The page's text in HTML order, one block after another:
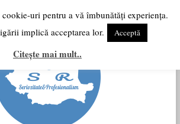
uri pentru a vă îmbunătăți experiența.
implică acceptarea lor.
Acceptă
Citește mai mult..